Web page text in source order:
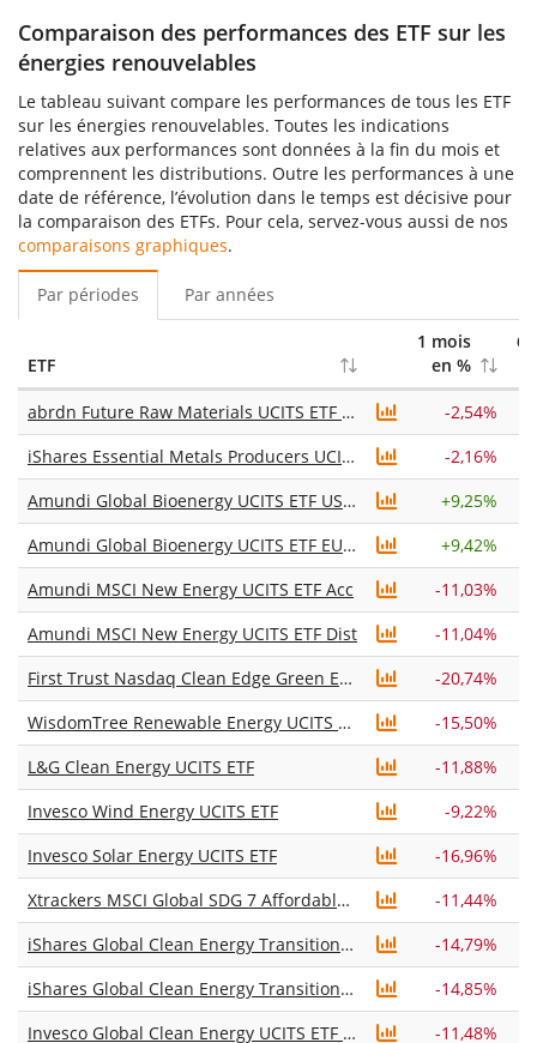
Comparaison des performances des ETF sur les
énergies renouvelables
Le tableau suivant compare les performances de tous les ETF
sur les énergies renouvelables. Toutes les indications
relatives aux performances sont données à la fin du mois et
comprennent les distributions. Outre les performances à une
date de référence, l’évolution dans le temps est décisive pour
la comparaison des ETFs. Pour cela, servez-vous aussi de nos
comparaisons graphiques.
Par périodes Par années
ETF
1 mois
en %
6
abrdn Future Raw Materials UCITS ETF USD Acc
-2,54%
iShares Essential Metals Producers UCITS ETF USD (Acc)
-2,16%
Amundi Global Bioenergy UCITS ETF USD Acc
+9,25%
Amundi Global Bioenergy UCITS ETF EUR Acc
+9,42%
Amundi MSCI New Energy UCITS ETF Acc
-11,03%
Amundi MSCI New Energy UCITS ETF Dist
-11,04%
First Trust Nasdaq Clean Edge Green Energy UCITS ETF Acc
-20,74%
WisdomTree Renewable Energy UCITS ETF USD Unhedged Acc
-15,50%
L&G Clean Energy UCITS ETF
-11,88%
Invesco Wind Energy UCITS ETF
-9,22%
Invesco Solar Energy UCITS ETF
-16,96%
Xtrackers MSCI Global SDG 7 Affordable and Clean Energy UCITS ETF 1C
-11,44%
iShares Global Clean Energy Transition UCITS ETF USD (Acc)
-14,79%
iShares Global Clean Energy Transition UCITS ETF USD (Dist)
-14,85%
Invesco Global Clean Energy UCITS ETF Acc
-11,48%